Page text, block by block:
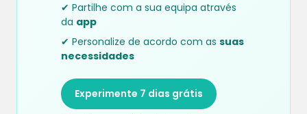
✔ Partilhe com a sua equipa através
da app
✔ Personalize de acordo com as suas
necessidades
Experimente 7 dias grátis